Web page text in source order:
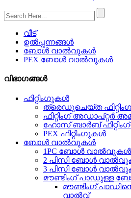
വീട്
ഉൽപ്പന്നങ്ങൾ
ബോൾ വാൽവുകൾ
PEX ബോൾ വാൽവുകൾ
വിഭാഗങ്ങൾ
ഫിറ്റിംഗുകൾ
ത്രെഡുചെയ്‌ത
ഫിറ്റിംഗ് അഡാപ്റ്റർ
ഹോസ് ബാർബ്
PEX ഫിറ്റിംഗുകൾ
ബോൾ വാൽവുകൾ
1PC ബോൾ വാൽവുകൾ
2 പിസി ബോൾ
3 പിസി ബോൾ
മൗണ്ടിംഗ് പാഡുള്ള
മൗണ്ടിംഗ്
വാൽവ്